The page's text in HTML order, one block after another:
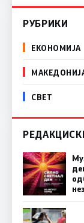
РУБРИКИ
ЕКОНОМИЈА
СВЕТ